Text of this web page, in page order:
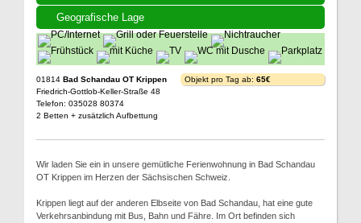
Geografische Lage
01814 Bad Schandau OT Krippen
Friedrich-Gottlob-Keller-Straße 48
Telefon: 035028 80374
2 Betten + zusätzlich Aufbettung
Objekt pro Tag ab: 65€
Wir laden Sie ein in unsere gemütliche Ferienwohnung in Bad Schandau
OT Krippen im Herzen der Sächsischen Schweiz.
Krippen liegt auf der anderen Elbseite von Bad Schandau, hat eine gute
Verkehrsanbindung mit Bus, Bahn und Fähre. Im Ort befinden sich